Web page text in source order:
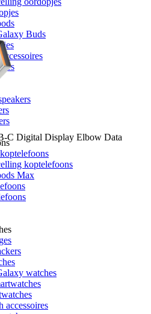
Buds
koptelefoons
Max
watches
accessoires
C Digital Display Elbow Data